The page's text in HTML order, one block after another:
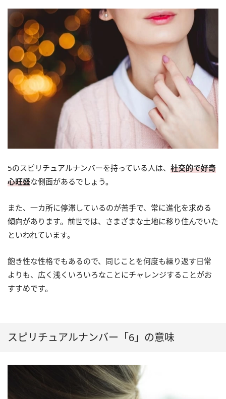
5のスピリチュアルナンバーを持っている人は、 社交的で好奇
心旺盛な側面があるでしょう。
また、一カ所に停滞しているのが苦手で、常に進化を求める
傾向があります。前世では、さまざまな土地に移り住んでいた
といわれています。
飽き性な性格でもあるので、同じことを何度も繰り返す日常
よりも、広く浅くいろいろなことにチャレンジすることがお
すすめです。
スピリチュアルナンバー「6」の意味